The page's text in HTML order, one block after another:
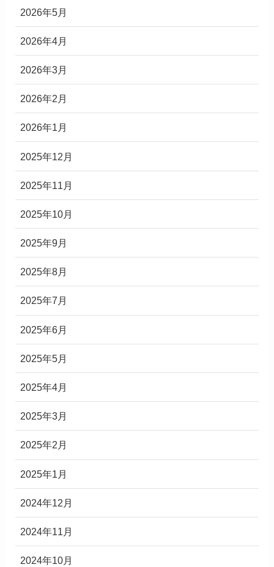
2026年5月
2026年4月
2026年3月
2026年2月
2026年1月
2025年12月
2025年11月
2025年10月
2025年9月
2025年8月
2025年7月
2025年6月
2025年5月
2025年4月
2025年3月
2025年2月
2025年1月
2024年12月
2024年11月
2024年10月